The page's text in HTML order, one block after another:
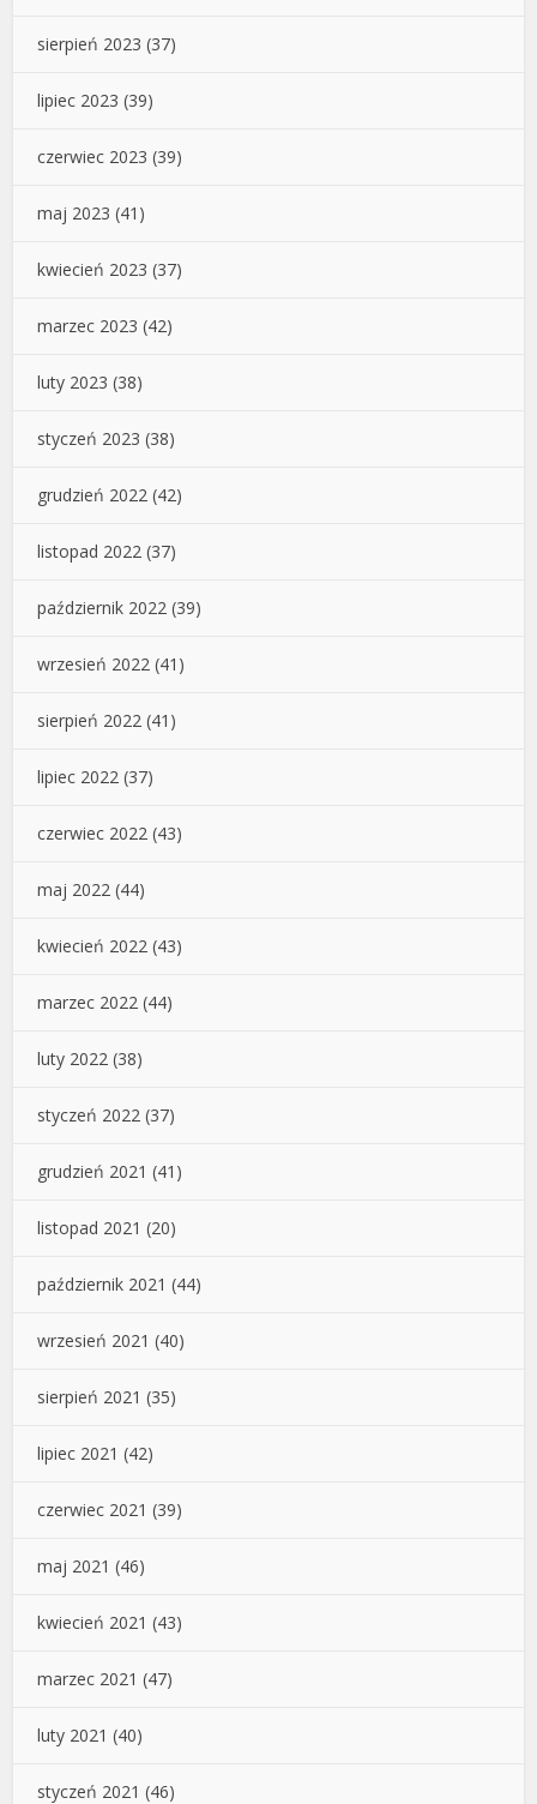
sierpień 2023 (37)
lipiec 2023 (39)
czerwiec 2023 (39)
maj 2023 (41)
kwiecień 2023 (37)
marzec 2023 (42)
luty 2023 (38)
styczeń 2023 (38)
grudzień 2022 (42)
listopad 2022 (37)
październik 2022 (39)
wrzesień 2022 (41)
sierpień 2022 (41)
lipiec 2022 (37)
czerwiec 2022 (43)
maj 2022 (44)
kwiecień 2022 (43)
marzec 2022 (44)
luty 2022 (38)
styczeń 2022 (37)
grudzień 2021 (41)
listopad 2021 (20)
październik 2021 (44)
wrzesień 2021 (40)
sierpień 2021 (35)
lipiec 2021 (42)
czerwiec 2021 (39)
maj 2021 (46)
kwiecień 2021 (43)
marzec 2021 (47)
luty 2021 (40)
styczeń 2021 (46)